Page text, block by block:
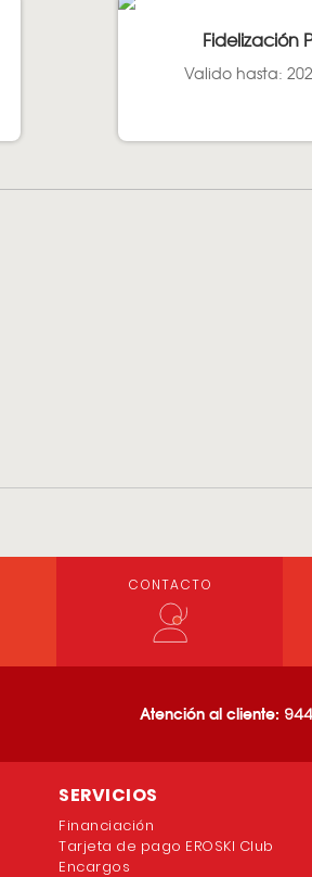
Fidelización
Valido hasta:
CONTACTO
Atención al cliente:
SERVICIOS
Financiación
Tarjeta de pago EROSKI Club
Encargos